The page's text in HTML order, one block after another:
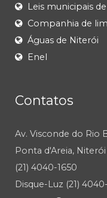
Leis municipais
Companhia de
Águas de Niterói
Enel
Contatos
Av. Visconde do Rio
Ponta d'Areia, Niterói
(21) 4040-1650
Disque-Luz (21)